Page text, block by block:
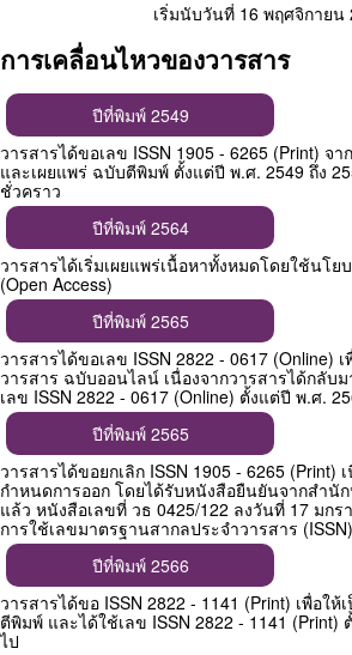
เริ่มนับวันที่ 16 พฤศจิกายน
การเคลื่อนไหวของวารสาร
ปีที่พิมพ์ 2549
วารสารได้ขอเลข ISSN 1905 - 6265 (Print) จ
และเผยแพร่ ฉบับตีพิมพ์ ตั้งแต่ปี พ.ศ. 2549 ถึง
ชั่วคราว
ปีที่พิมพ์ 2564
วารสารได้เริ่มเผยแพร่เนื้อหาทั้งหมดโดยใช้นโย
(Open Access)
ปีที่พิมพ์ 2565
วารสารได้ขอเลข ISSN 2822 - 0617 (Online)
วารสาร ฉบับออนไลน์ เนื่องจากวารสารได้กลับ
เลข ISSN 2822 - 0617 (Online) ตั้งแต่ปี พ.ศ.
ปีที่พิมพ์ 2565
วารสารได้ขอยกเลิก ISSN 1905 - 6265 (Print)
กำหนดการออก โดยได้รับหนังสือยืนยันจากสำนั
แล้ว หนังสือเลขที่ วธ 0425/122 ลงวันที่ 17 มกร
การใช้เลขมาตรฐานสากลประจำวารสาร (ISSN)
ปีที่พิมพ์ 2566
วารสารได้ขอ ISSN 2822 - 1141 (Print) เพื่อใ
ตีพิมพ์ และได้ใช้เลข ISSN 2822 - 1141 (Print)
ไป